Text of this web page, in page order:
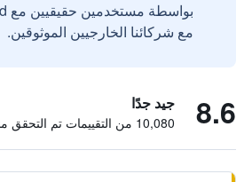
مع شركائنا الخارجيين الموثوقين.
8.6 جيد جدًا
10,080 من التقييمات تم التحقق منها